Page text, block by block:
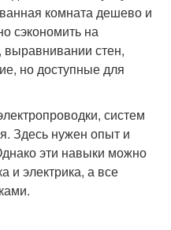
комната дешево и
сэкономить на
выравнивании стен,
но доступные для
систем
Здесь нужен опыт и
эти навыки можно
и электрика, а все